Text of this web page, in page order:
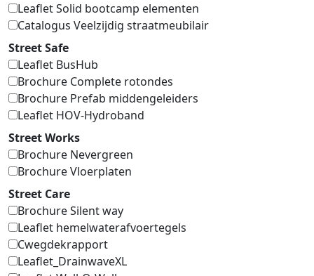
Leaflet Solid bootcamp elementen
Catalogus Veelzijdig straatmeubilair
Street Safe
Leaflet BusHub
Brochure Complete rotondes
Brochure Prefab middengeleiders
Leaflet HOV-Hydroband
Street Works
Brochure Nevergreen
Brochure Vloerplaten
Street Care
Brochure Silent way
Leaflet hemelwaterafvoertegels
Cwegdekrapport
Leaflet_DrainwaveXL